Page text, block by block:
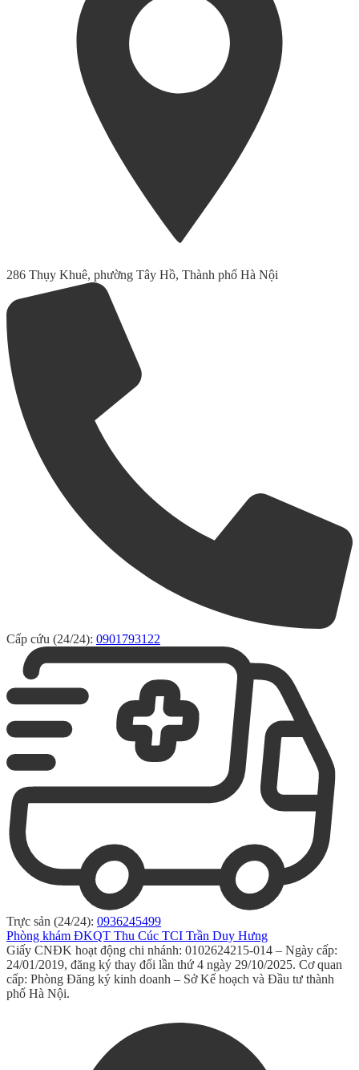
286 Thụy Khuê, phường Tây Hồ, Thành phố Hà Nội
Cấp cứu (24/24): 0901793122
Trực sản (24/24): 0936245499
Phòng khám ĐKQT Thu Cúc TCI Trần Duy Hưng
Giấy CNĐK hoạt động chi nhánh: 0102624215-014 – Ngày cấp:
24/01/2019, đăng ký thay đổi lần thứ 4 ngày 29/10/2025. Cơ quan
cấp: Phòng Đăng ký kinh doanh – Sở Kế hoạch và Đầu tư thành
phố Hà Nội.